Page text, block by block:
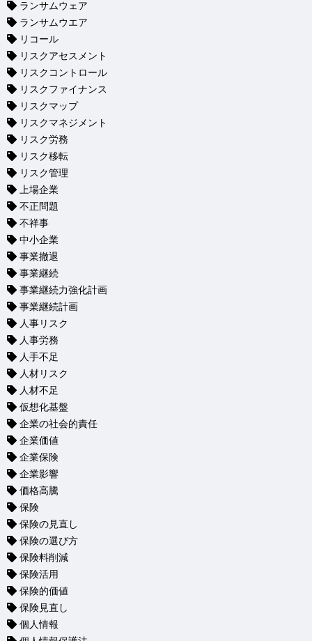
ランサムウェア
ランサムウエア
リコール
リスクアセスメント
リスクコントロール
リスクファイナンス
リスクマップ
リスクマネジメント
リスク労務
リスク移転
リスク管理
上場企業
不正問題
不祥事
中小企業
事業撤退
事業継続
事業継続力強化計画
事業継続計画
人事リスク
人事労務
人手不足
人材リスク
人材不足
仮想化基盤
企業の社会的責任
企業価値
企業保険
企業影響
価格高騰
保険
保険の見直し
保険の選び方
保険料削減
保険活用
保険的価値
保険見直し
個人情報